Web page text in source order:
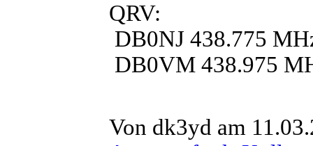
QRV:
DB0NJ 438.775
DB0VM 438.975
Von dk3yd am